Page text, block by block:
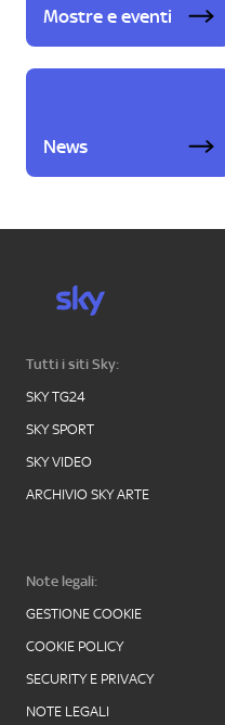
Mostre e eventi
News
Tutti i siti Sky:
SKY TG24
SKY SPORT
SKY VIDEO
ARCHIVIO SKY ARTE
Note legali:
GESTIONE COOKIE
COOKIE POLICY
SECURITY E PRIVACY
NOTE LEGALI